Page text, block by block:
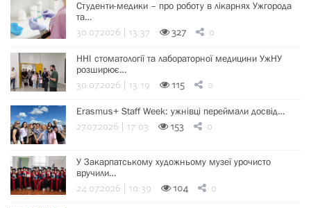
Студенти-медики – про роботу в лікарнях Ужгорода
та…
30.07.2026 | 13:37 327 0
ННІ стоматології та лабораторної медицини УжНУ
розширює…
30.07.2026 | 13:19 115 0
Erasmus+ Staff Week: ужнівці переймали досвід…
27.07.2026 | 17:03 153 0
У Закарпатському художньому музеї урочисто
вручили…
24.07.2026 | 10:39 104 0